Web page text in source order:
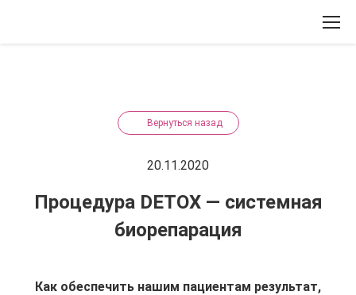
Вернуться назад
20.11.2020
Процедура DETOX — системная
биорепарация
Как обеспечить нашим пациентам результат,